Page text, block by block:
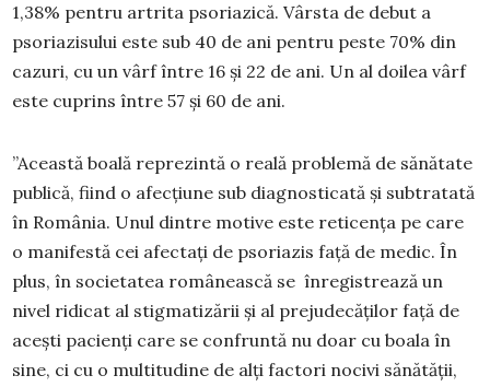
1,38% pentru artrita psoriazică. Vârsta de debut a
psoriazisului este sub 40 de ani pentru peste 70% din
cazuri, cu un vârf între 16 și 22 de ani. Un al doilea vârf
este cuprins între 57 și 60 de ani.
”Această boală reprezintă o reală problemă de sănătate
publică, fiind o afecțiune sub diagnosticată și subtratată
în România. Unul dintre motive este reticența pe care
o manifestă cei afectați de psoriazis față de medic. În
plus, în societatea românească se înregistrează un
nivel ridicat al stigmatizării și al prejudecăților față de
acești pacienți care se confruntă nu doar cu boala în
sine, ci cu o multitudine de alți factori nocivi sănătății,